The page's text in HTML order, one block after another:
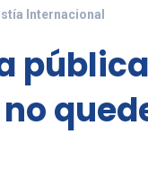
Internacional